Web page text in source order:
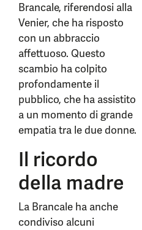
Brancale, riferendosi alla
Venier, che ha risposto
con un abbraccio
affettuoso. Questo
scambio ha colpito
profondamente il
pubblico, che ha assistito
a un momento di grande
empatia tra le due donne.
Il ricordo
della madre
La Brancale ha anche
condiviso alcuni